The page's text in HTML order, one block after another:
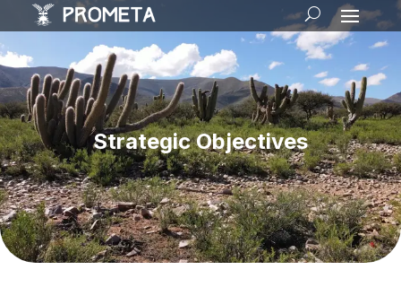
Strategic Objectives